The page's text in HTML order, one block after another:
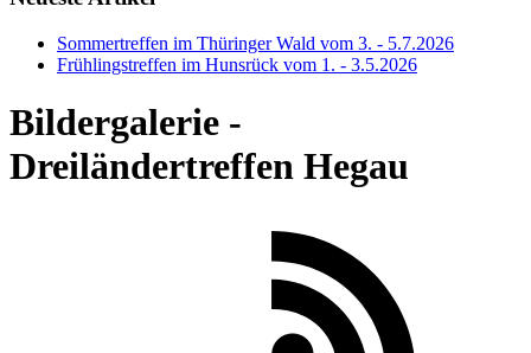
Sommertreffen im Thüringer Wald vom 3. - 5.7.2026
Frühlingstreffen im Hunsrück vom 1. - 3.5.2026
Bildergalerie -
Dreiländertreffen Hegau